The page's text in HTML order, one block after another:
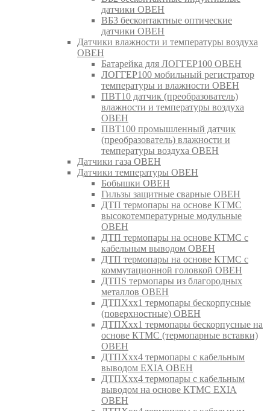
датчики ОВЕН
ВБ3 бесконтактные оптические
датчики ОВЕН
Датчики влажности и температуры воздуха
ОВЕН
Батарейка для ЛОГГЕР100 ОВЕН
ЛОГГЕР100 мобильный регистратор
температуры и влажности ОВЕН
ПВТ10 датчик (преобразователь)
влажности и температуры воздуха
ОВЕН
ПВТ100 промышленный датчик
(преобразователь) влажности и
температуры воздуха ОВЕН
Датчики газа ОВЕН
Датчики температуры ОВЕН
Бобышки ОВЕН
Гильзы защитные сварные ОВЕН
ДТП термопары на основе КТМС
высокотемпературные модульные
ОВЕН
ДТП термопары на основе КТМС с
кабельным выводом ОВЕН
ДТП термопары на основе КТМС с
коммутационной головкой ОВЕН
ДТПS термопары из благородных
металлов ОВЕН
ДТПХхх1 термопары бескорпусные
(поверхностные) ОВЕН
ДТПХхх1 термопары бескорпусные на
основе КТМС (термопарные вставки)
ОВЕН
ДТПХхх4 термопары с кабельным
выводом EXIA ОВЕН
ДТПХхх4 термопары с кабельным
выводом на основе КТМС EXIA
ОВЕН